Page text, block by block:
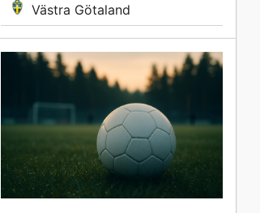
Västra Götaland